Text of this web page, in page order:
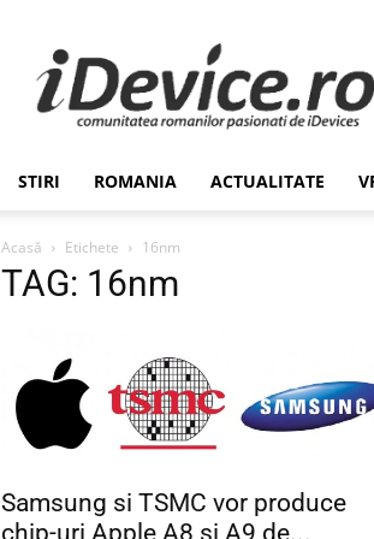
Stiri
de
Ultima
Ora
Romania,
STIRI ROMANIA ACTUALITATE
Acasă Etichete 16nm
TAG: 16nm
Samsung si TSMC vor produce